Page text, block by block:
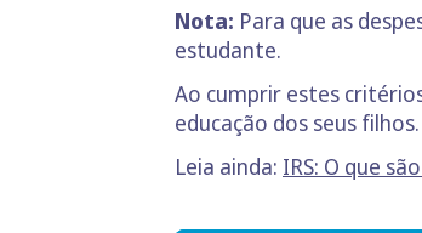
Nota: Para que as
estudante.
Ao cumprir estes
educação dos seus filhos.
Leia ainda: IRS: O que